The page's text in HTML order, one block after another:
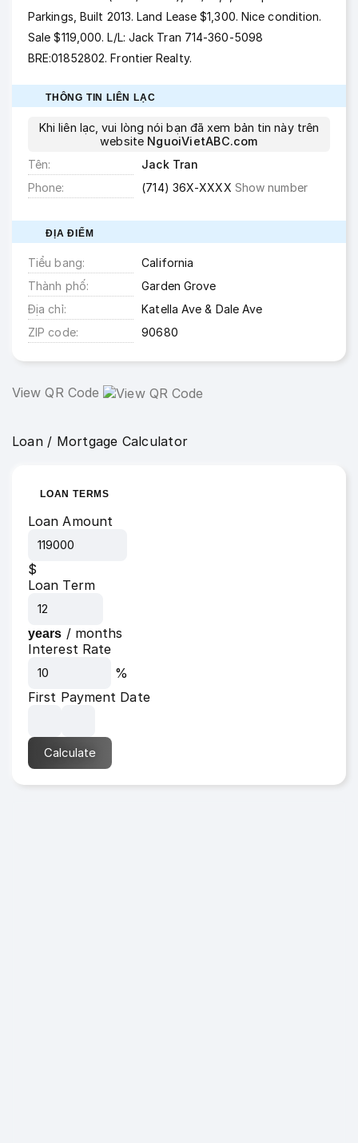
Parkings, Built 2013. Land Lease $1,300. Nice condition.
Sale $119,000. L/L: Jack Tran 714-360-5098
BRE:01852802. Frontier Realty.
THÔNG TIN LIÊN LẠC
Khi liên lạc, vui lòng nói bạn đã xem bản tin này trên
website NguoiVietABC.com
Tên
Jack Tran
Phone
(714) 36X-XXXX Show number
ĐỊA ĐIỂM
Tiểu bang
California
Thành phố
Garden Grove
Địa chỉ
Katella Ave & Dale Ave
ZIP code
90680
View QR Code
Loan / Mortgage Calculator
LOAN TERMS
Loan Amount
$
Loan Term
years / months
Interest Rate
%
First Payment Date